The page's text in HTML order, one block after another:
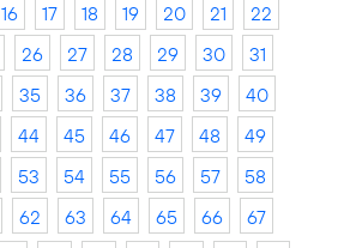
16 17 18 19 20 21
22
26 27 28 29 30
31
35 36 37 38 39
40
44 45 46 47 48
49
53 54 55 56 57
58
62 63 64 65 66
67